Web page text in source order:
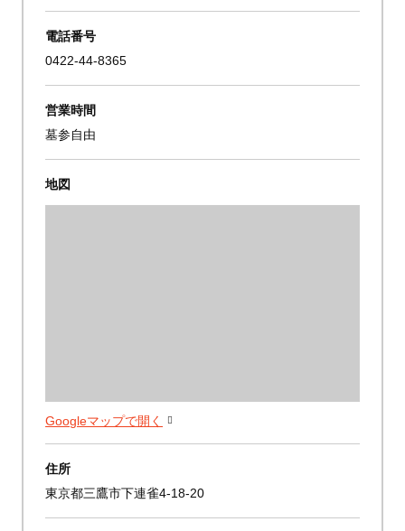
電話番号
0422-44-8365
営業時間
墓参自由
地図
Googleマップで開く
住所
東京都三鷹市下連雀4-18-20